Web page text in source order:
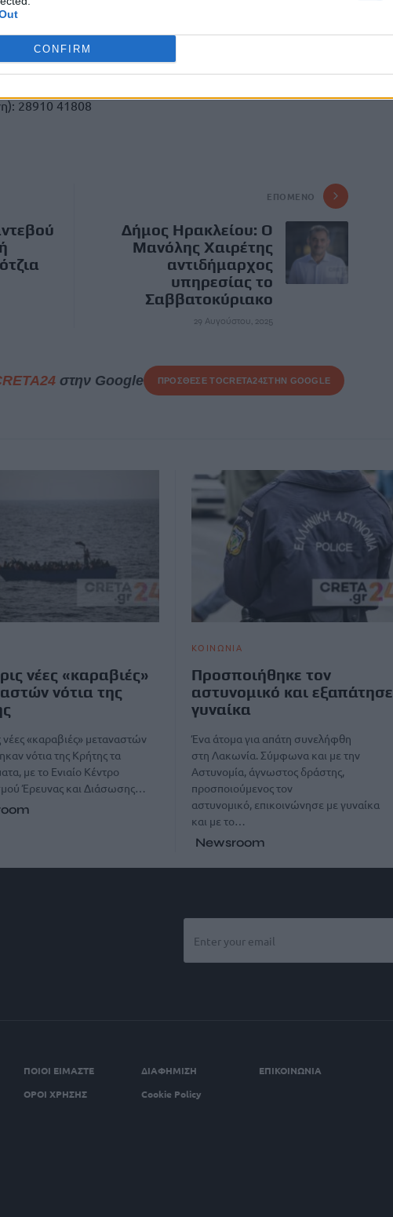
CONFIRM28910 22577
Καστελλίου: 28910 31495
28910 41808
ΕΠΌΜΕΝΟ
Δήμος Ηρακλείου: Ο
Μανόλης Χαιρέτης
αντιδήμαρχος
υπηρεσίας το
Σαββατοκύριακο
29 Αυγούστου, 2025
στην Google ΠΡΟΣΘΕΣΕ ΤΟCRETA24ΣΤΗΝ GOOGLE
νέες «καραβιές»
νότια της
νέες «καραβιές» μεταναστών
νότια της Κρήτης τα
με το Ενιαίο Κέντρο
Έρευνας και Διάσωσης…
ΚΟΙΝΩΝΙΑ
Προσποιήθηκε τον
αστυνομικό και εξαπάτησε
γυναίκα
Ένα άτομα για απάτη συνελήφθη
στη Λακωνία. Σύμφωνα και με την
Αστυνομία, άγνωστος δράστης,
προσποιούμενος τον
αστυνομικό, επικοινώνησε με γυναίκα
και με το…
Newsroom
ΠΟΙΟΙ ΕΙΜΑΣΤΕ ΔΙΑΦΗΜΙΣΗ
ΕΠΙΚΟΙΝΩΝΙΑ
ΟΡΟΙ ΧΡΗΣΗΣ
Cookie Policy